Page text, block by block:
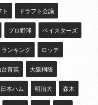
ト ドラフト会議
プロ野球 ベイスターズ
ランキング ロッテ
台育英 大阪桐蔭
日本ハム 明治大 森木